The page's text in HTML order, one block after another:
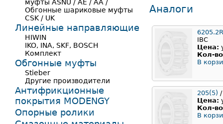
Аналоги
IBC
Цена:
Кол-
В
205(5)
Цена:
Кол-
В
муфты ASNU / AE / AA /
Обгонные шариковые муфты
CSK / UK
Линейные направляющие
HIWIN
IKO, INA, SKF, BOSCH
Комплект
Обгонные муфты
Stieber
Другие производители
Антифрикционные
покрытия MODENGY
Опорные ролики